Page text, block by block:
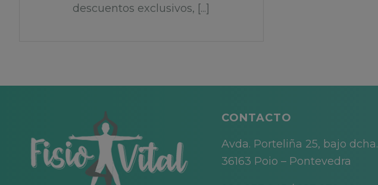
descuentos exclusivos, [...]
CONTACTO
Avda. Porteliña 25, bajo dcha.
36163 Poio – Pontevedra